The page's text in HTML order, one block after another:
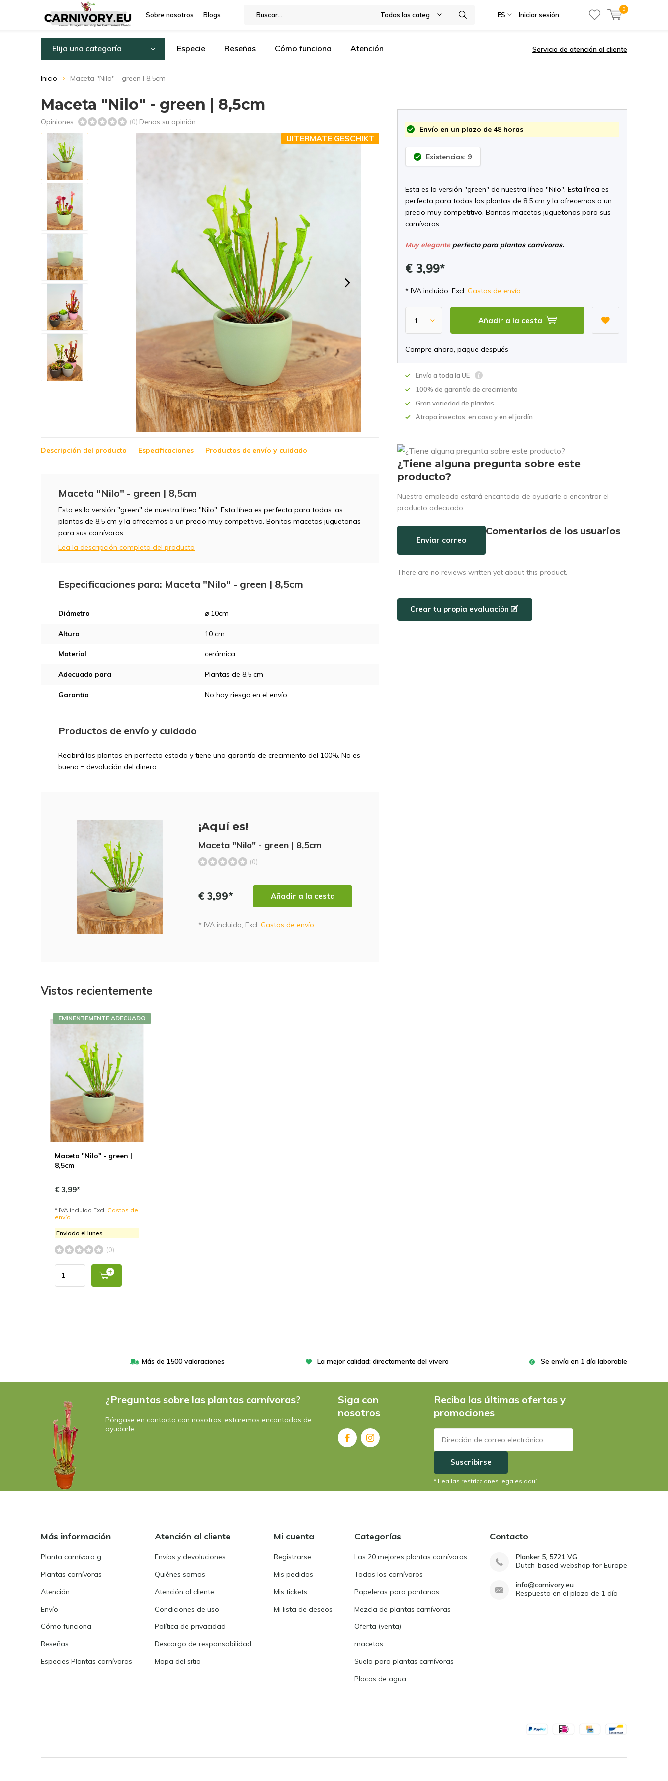
Sobre nosotros Blogs Todas las categorías ES Iniciar sesión
0
Elija una categoría Especie Reseñas Cómo funciona Atención Servicio de atención al cliente
Inicio Maceta "Nilo" - green | 8,5cm
Maceta "Nilo" - green | 8,5cm
Opiniones: (0) Denos su opinión
UITERMATE GESCHIKT
Envío en un plazo de 48 horas
Existencias: 9
Esta es la versión "green" de nuestra línea "Nilo". Esta línea es
perfecta para todas las plantas de 8,5 cm y la ofrecemos a un
precio muy competitivo. Bonitas macetas juguetonas para sus
carnívoras.
Muy eleganteperfecto para plantas carnívoras.
€ 3,99*
* IVA incluido, Excl.Gastos de envío
Añadir a la cesta
Compre ahora, pague después
Envío a toda la UE
100% de garantía de crecimiento
Gran variedad de plantas
Atrapa insectos: en casa y en el jardín
Descripción del producto Especificaciones Productos de envío y cuidado
Maceta "Nilo" - green | 8,5cm
Esta es la versión "green" de nuestra línea "Nilo". Esta línea es perfecta para todas las
plantas de 8,5 cm y la ofrecemos a un precio muy competitivo. Bonitas macetas juguetonas
para sus carnívoras.
Lea la descripción completa del producto
Especificaciones para: Maceta "Nilo" - green | 8,5cm
Diámetro ⌀ 10cm
Altura 10 cm
Material cerámica
Adecuado para Plantas de 8,5 cm
Garantía No hay riesgo en el envío
Productos de envío y cuidado
Recibirá las plantas en perfecto estado y tiene una garantía de crecimiento del 100%. No es
bueno = devolución del dinero.
¡Aquí es!
Maceta "Nilo" - green | 8,5cm
(0)
€ 3,99* Añadir a la cesta
* IVA incluido, Excl. Gastos de envío
¿Tiene alguna pregunta sobre este
producto?
Nuestro empleado estará encantado de ayudarle a encontrar el
producto adecuado
Enviar correo
Comentarios de los usuarios
There are no reviews written yet about this product.
Crear tu propia evaluación
Vistos recientemente
Maceta "Nilo" - green |
8,5cm
EMINENTEMENTE ADECUADO
€ 3,99*
* IVA incluido Excl. Gastos de
envío
Enviado el lunes
(0)
Más de 1500 valoraciones La mejor calidad: directamente del vivero Se envía en 1 día laborable
¿Preguntas sobre las plantas carnívoras?
Póngase en contacto con nosotros: estaremos encantados de
ayudarle.
Siga con
nosotros
Reciba las últimas ofertas y
promociones
Suscribirse
* Lea las restricciones legales aquí
Más información
Planta carnívora g
Plantas carnívoras
Atención
Envío
Cómo funciona
Reseñas
Especies Plantas carnívoras
Atención al cliente
Envíos y devoluciones
Quiénes somos
Atención al cliente
Condiciones de uso
Política de privacidad
Descargo de responsabilidad
Mapa del sitio
Mi cuenta
Registrarse
Mis pedidos
Mis tickets
Mi lista de deseos
Categorías
Las 20 mejores plantas carnívoras
Todos los carnívoros
Papeleras para pantanos
Mezcla de plantas carnívoras
Oferta (venta)
macetas
Suelo para plantas carnívoras
Placas de agua
Contacto
Planker 5, 5721 VG
Dutch-based webshop for Europe
info@carnivory.eu
Respuesta en el plazo de 1 día